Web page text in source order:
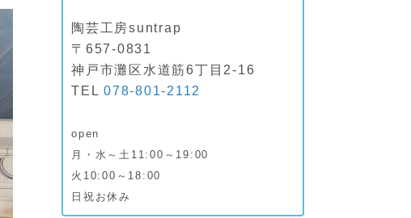
陶芸工房suntrap
〒657-0831
神戸市灘区水道筋6丁目2-16
TEL078-801-2112
open
月・水～土11:00～19:00
火10:00～18:00
日祝お休み